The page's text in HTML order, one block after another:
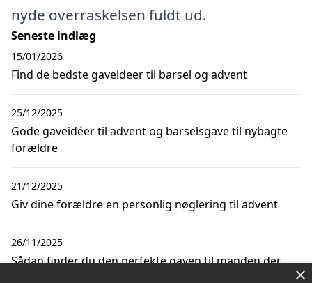
nyde overraskelsen fuldt ud.
Seneste indlæg
Find de bedste gaveideer til barsel og advent
15/01/2026
Gode gaveidéer til advent og barselsgave til nybagte
forældre
25/12/2025
Giv dine forældre en personlig nøglering til advent
21/12/2025
Sådan finder du den perfekte gaven til manden der
26/11/2025
×